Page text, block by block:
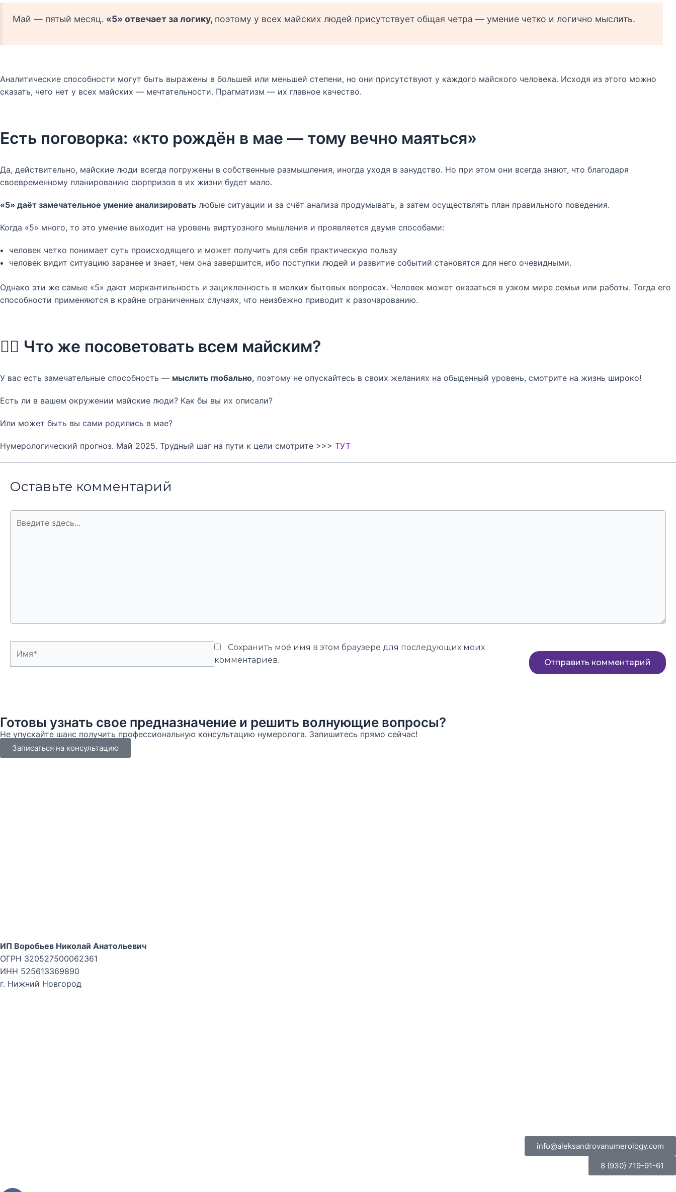
Май — пятый месяц. «5» отвечает за логику, поэтому у всех майских людей присутствует общая четра — умение четко и логично мыслить.
Аналитические способности могут быть выражены в большей или меньшей степени, но они присутствуют у каждого майского человека. Исходя из этого можно
сказать, чего нет у всех майских — мечтательности. Прагматизм — их главное качество.
Есть поговорка: «кто рождён в мае — тому вечно маяться»
Да, действительно, майские люди всегда погружены в собственные размышления, иногда уходя в занудство. Но при этом они всегда знают, что благодаря
своевременному планированию сюрпризов в их жизни будет мало.
«5» даёт замечательное умение анализировать любые ситуации и за счёт анализа продумывать, а затем осуществлять план правильного поведения.
Когда «5» много, то это умение выходит на уровень виртуозного мышления и проявляется двумя способами:
человек четко понимает суть происходящего и может получить для себя практическую пользу
человек видит ситуацию заранее и знает, чем она завершится, ибо поступки людей и развитие событий становятся для него очевидными.
Однако эти же самые «5» дают меркантильность и зацикленность в мелких бытовых вопросах. Человек может оказаться в узком мире семьи или работы. Тогда его
способности применяются в крайне ограниченных случаях, что неизбежно приводит к разочарованию.
👉🏻 Что же посоветовать всем майским?
У вас есть замечательные способность — мыслить глобально, поэтому не опускайтесь в своих желаниях на обыденный уровень, смотрите на жизнь широко!
Есть ли в вашем окружении майские люди? Как бы вы их описали?
Или может быть вы сами родились в мае?
Нумерологический прогноз. Май 2025. Трудный шаг на пути к цели смотрите >>> ТУТ
Оставьте комментарий
здесь...
Сохранить моё имя в этом браузере для последующих моих
комментариев.
Готовы узнать свое предназначение и решить волнующие вопросы?
Не упускайте шанс получить профессиональную консультацию нумеролога. Запишитесь прямо сейчас!
Записаться на консультацию
ИП Воробьев Николай Анатольевич
ОГРН 320527500062361
ИНН 525613369890
г. Нижний Новгород
info@aleksandrovanumerology.com
8 (930) 719-91-61